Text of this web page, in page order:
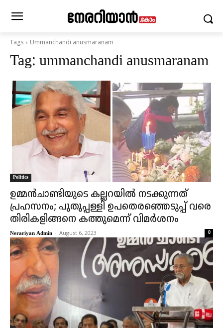
Tags Ummanchandi anusmaranam
Tag: ummanchandi anusmaranam
Politics
ഉമ്മൻചാണ്ടിയുടെ കല്ലറയിൽ നടക്കുന്നത്
പ്രഹസനം; പുതുപ്പള്ളി ഉപതെരഞ്ഞെടുപ്പ് വരെ
തിരികളിങ്ങനെ കത്തുമെന്ന് വിമർശനം
Nerariyan Admin - August 6, 2023 0